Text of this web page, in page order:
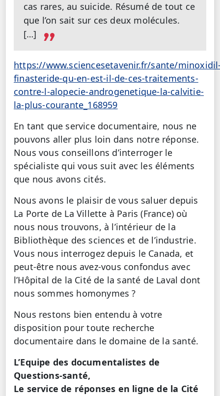
cas rares, au suicide. Résumé de tout ce
que l’on sait sur ces deux molécules.
[…]
https://www.sciencesetavenir.fr/sante/
finasteride-qu-en-est-il-de-ces-traitements-
contre-l-alopecie-androgenetique-la-calvitie-
la-plus-courante_168959
En tant que service documentaire, nous ne
pouvons aller plus loin dans notre réponse.
Nous vous conseillons d’interroger le
spécialiste qui vous suit avec les éléments
que nous avons cités.
Nous avons le plaisir de vous saluer depuis
La Porte de La Villette à Paris (France) où
nous nous trouvons, à l’intérieur de la
Bibliothèque des sciences et de l’industrie.
Vous nous interrogez depuis le Canada, et
peut-être nous avez-vous confondus avec
l’Hôpital de la Cité de la santé de Laval dont
nous sommes homonymes ?
Nous restons bien entendu à votre
disposition pour toute recherche
documentaire dans le domaine de la santé.
L’Equipe des documentalistes de
Questions-santé,
Le service de réponses en ligne de la Cité